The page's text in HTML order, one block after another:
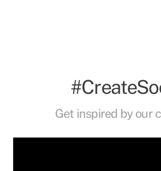
Get inspired by our